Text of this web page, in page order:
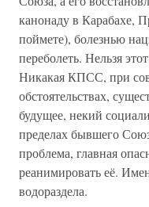
канонаду в Карабахе,
поймете), болезнью
переболеть. Нельзя
Никакая КПСС, при
обстоятельствах,
будущее, некий
пределах бывшего
проблема, главная
реанимировать её.
водораздела.